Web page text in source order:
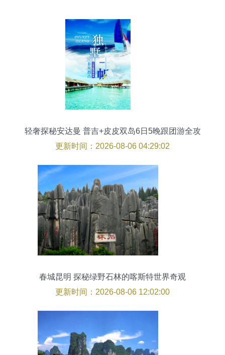
轻奢探秘安达曼 普吉+皮皮双岛6日5晚跟团游全攻
略
更新时间：2026-08-06 04:29:02
春城昆明 探秘绿野石林的喀斯特世界奇观
更新时间：2026-08-06 12:02:00